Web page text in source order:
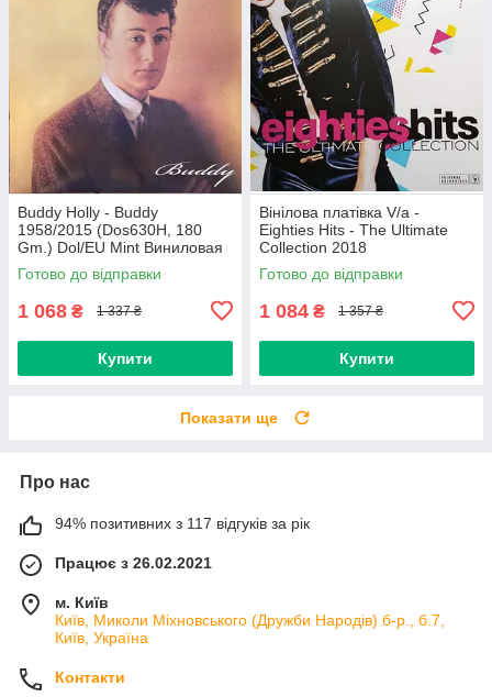
Buddy Holly - Buddy
1958/2015 (Dos630H, 180
Gm.) Dol/EU Mint Виниловая
пластинка (art.234454)
Готово до відправки
1 068 ₴ 1 337 ₴
Купити
Вінілова платівка V/a -
Eighties Hits - The Ultimate
Collection 2018
(0190758737713) Sony
Music/EU Mint
Готово до відправки
1 084 ₴ 1 357 ₴
Купити
Показати ще
Про нас
94% позитивних з 117 відгуків за рік
Працює з 26.02.2021
м. Київ
Київ, Миколи Міхновського (Дружби Народів) б-р., б.7,
Київ, Україна
Контакти